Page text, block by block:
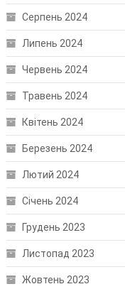
Серпень 2024
Липень 2024
Червень 2024
Травень 2024
Квітень 2024
Березень 2024
Лютий 2024
Січень 2024
Грудень 2023
Листопад 2023
Жовтень 2023